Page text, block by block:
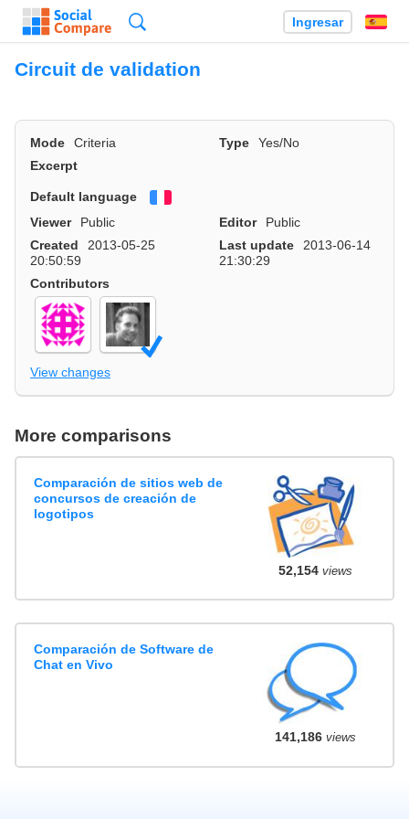
Ingresar
Circuit de validation
Mode Criteria Type
Yes/No
Excerpt
Default language
Viewer
Public Editor
Public
Created
2013-05-25
20:50:59
Last update
2013-06-14
21:30:29
Contributors
View changes
More comparisons
Comparación de sitios web de
concursos de creación de
logotipos
52,154views
Comparación de Software de
Chat en Vivo
141,186views